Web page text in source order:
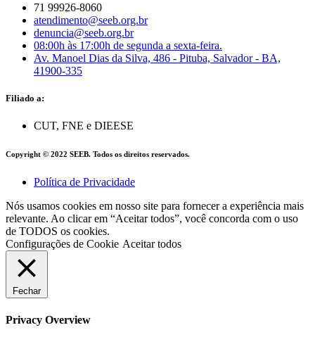
71 99926-8060
atendimento@seeb.org.br
denuncia@seeb.org.br
08:00h às 17:00h de segunda a sexta-feira.
Av. Manoel Dias da Silva, 486 - Pituba, Salvador - BA,
41900-335
Filiado a:
CUT, FNE e DIEESE
Copyright © 2022 SEEB. Todos os direitos reservados.
Política de Privacidade
Nós usamos cookies em nosso site para fornecer a experiência mais
relevante. Ao clicar em “Aceitar todos”, você concorda com o uso
de TODOS os cookies.
Configurações de Cookie Aceitar todos
Fechar
Privacy Overview